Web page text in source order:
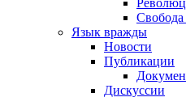
Свобода
Язык вражды
Новости
Публикации
Дискуссии